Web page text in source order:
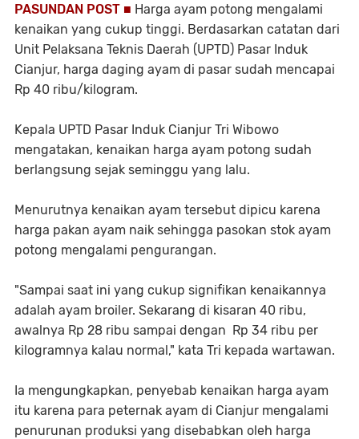
PASUNDAN POST ■ Harga ayam potong mengalami
kenaikan yang cukup tinggi. Berdasarkan catatan dari
Unit Pelaksana Teknis Daerah (UPTD) Pasar Induk
Cianjur, harga daging ayam di pasar sudah mencapai
Rp 40 ribu/kilogram.
Kepala UPTD Pasar Induk Cianjur Tri Wibowo
mengatakan, kenaikan harga ayam potong sudah
berlangsung sejak seminggu yang lalu.
Menurutnya kenaikan ayam tersebut dipicu karena
harga pakan ayam naik sehingga pasokan stok ayam
potong mengalami pengurangan.
"Sampai saat ini yang cukup signifikan kenaikannya
adalah ayam broiler. Sekarang di kisaran 40 ribu,
awalnya Rp 28 ribu sampai dengan Rp 34 ribu per
kilogramnya kalau normal," kata Tri kepada wartawan.
Ia mengungkapkan, penyebab kenaikan harga ayam
itu karena para peternak ayam di Cianjur mengalami
penurunan produksi yang disebabkan oleh harga